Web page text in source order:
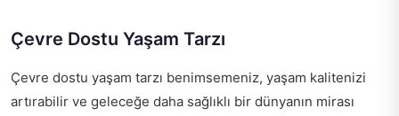
Çevre Dostu Yaşam Tarzı
Çevre dostu yaşam tarzı benimsemeniz, yaşam kalitenizi
artırabilir ve geleceğe daha sağlıklı bir dünyanın mirası